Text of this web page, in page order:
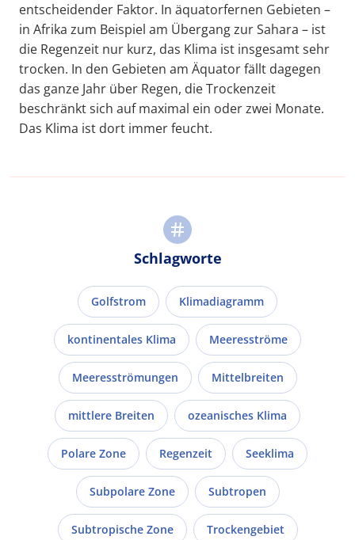
entscheidender Faktor. In äquatorfernen Gebieten –
in Afrika zum Beispiel am Übergang zur Sahara – ist
die Regenzeit nur kurz, das Klima ist insgesamt sehr
trocken. In den Gebieten am Äquator fällt dagegen
das ganze Jahr über Regen, die Trockenzeit
beschränkt sich auf maximal ein oder zwei Monate.
Das Klima ist dort immer feucht.
Schlagworte
Golfstrom Klimadiagramm
kontinentales Klima Meeresströme
Meeresströmungen Mittelbreiten
mittlere Breiten ozeanisches Klima
Polare Zone Regenzeit Seeklima
Subpolare Zone Subtropen
Subtropische Zone Trockengebiet